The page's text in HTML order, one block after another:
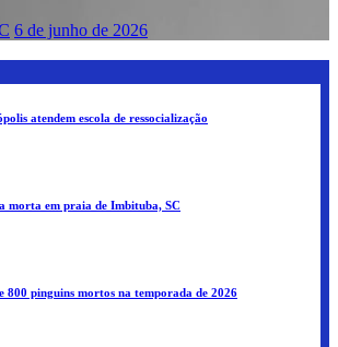
6 de junho de 2026
atendem escola de ressocialização
morta em praia de Imbituba, SC
800 pinguins mortos na temporada de 2026